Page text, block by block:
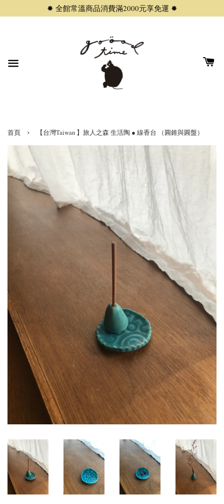
✸ 全館常溫商品消費滿2000元享免運 ✸
首頁 › 【台灣Taiwan 】旅人之森 生活陶 ● 線香台 （圓錐與圓盤）